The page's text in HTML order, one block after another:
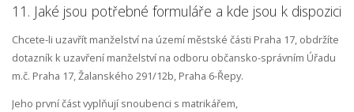
11. Jaké jsou potřebné formuláře a kde jsou k dispozici
Chcete-li uzavřít manželství na území městské části Praha 17, obdržíte
dotazník k uzavření manželství na odboru občansko-správním Úřadu
m.č. Praha 17, Žalanského 291/12b, Praha 6-Řepy.
Jeho první část vyplňují snoubenci s matrikářem,